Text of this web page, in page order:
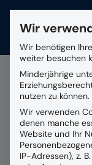
Suchfeld
Alle
Wir
Wir benötigen
weiter besuchen
Minderjährige
nutzen zu können.
Wir verwenden
denen manche
Website und Ihr
IP-Adressen), z.